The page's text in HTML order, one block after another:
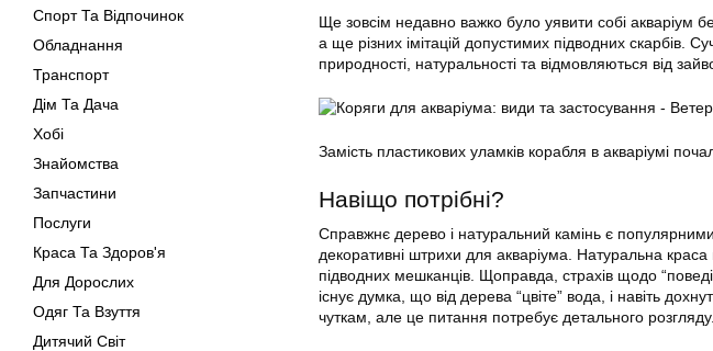
Спорт Та Відпочинок
Обладнання
Транспорт
Дім Та Дача
Хобі
Знайомства
Запчастини
Послуги
Краса Та Здоров'я
Для Дорослих
Одяг Та Взуття
Дитячий Світ
Ще зовсім недавно важко було уявити собі акваріум
а ще різних імітацій допустимих підводних скарбів.
природності, натуральності та відмовляються від
Замість пластикових уламків корабля в акваріумі
Навіщо потрібні?
Справжнє дерево і натуральний камінь є
декоративні штрихи для акваріума . Натуральна
підводних мешканців. Щоправда, страхів щодо
існує думка, що від дерева “цвіте” вода, і навіть
чуткам, але це питання потребує детального розгляду.